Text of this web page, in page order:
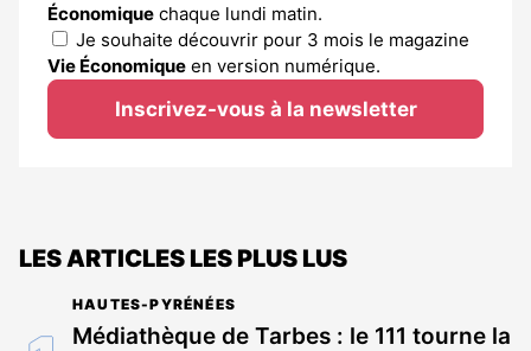
Économique chaque lundi matin.
Je souhaite découvrir pour 3 mois le magazine
Vie Économique en version numérique.
Inscrivez-vous à la newsletter
LES ARTICLES LES PLUS LUS
HAUTES-PYRÉNÉES
Médiathèque de Tarbes : le 111 tourne la